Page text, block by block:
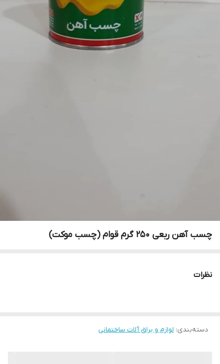
چسب آهن ربعی 250 گرم قوام (چسب موکت)
نظرات
دسته‌بندی: لوازم و یراق آلات ساختمانی